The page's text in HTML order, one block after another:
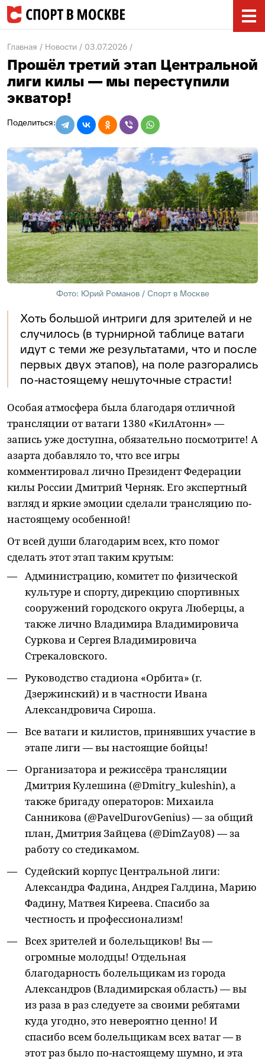
Главная Новости 03.07.2026
Прошёл третий этап Центральной
лиги килы — мы переступили
экватор!
Фото: Юрий Романов / Спорт в Москве
Хоть большой интриги для зрителей и не
случилось (в турнирной таблице ватаги
идут с теми же результатами, что и после
первых двух этапов), на поле разгорались
по-настоящему нешуточные страсти!
Особая атмосфера была благодаря отличной
трансляции от ватаги 1380 «КилАтонн» —
запись уже доступна, обязательно посмотрите! А
азарта добавляло то, что все игры
комментировал лично Президент Федерации
килы России Дмитрий Черняк. Его экспертный
взгляд и яркие эмоции сделали трансляцию по-
настоящему особенной!
От всей души благодарим всех, кто помог
сделать этот этап таким крутым:
Администрацию, комитет по физической
культуре и спорту, дирекцию спортивных
сооружений городского округа Люберцы, а
также лично Владимира Владимировича
Суркова и Сергея Владимировича
Стрекаловского.
Руководство стадиона «Орбита» (г.
Дзержинский) и в частности Ивана
Александровича Сироша.
Все ватаги и килистов, принявших участие в
этапе лиги — вы настоящие бойцы!
Организатора и режиссёра трансляции
Дмитрия Кулешина (@Dmitry_kuleshin), а
также бригаду операторов: Михаила
Санникова (@PavelDurovGenius) — за общий
план, Дмитрия Зайцева (@DimZay08) — за
работу со стедикамом.
Судейский корпус Центральной лиги:
Александра Фадина, Андрея Галдина, Марию
Фадину, Матвея Киреева. Спасибо за
честность и профессионализм!
Всех зрителей и болельщиков! Вы —
огромные молодцы! Отдельная
благодарность болельщикам из города
Александров (Владимирская область) — вы
из раза в раз следуете за своими ребятами
куда угодно, это невероятно ценно! И
спасибо всем болельщикам всех ватаг — в
этот раз было по-настоящему шумно, и эта